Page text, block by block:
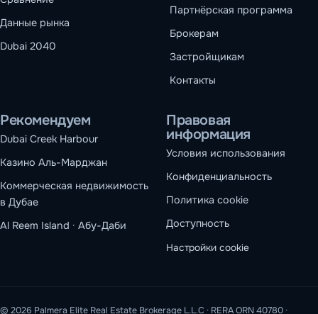
Данные рынка
Dubai 2040
Партнёрская программа
Брокерам
Застройщикам
Контакты
Рекомендуем
Dubai Creek Harbour
Казино Аль-Марджан
Коммерческая недвижимость
в Дубае
Al Reem Island · Абу-Даби
Правовая
информация
Условия использования
Конфиденциальность
Политика cookie
Доступность
Настройки cookie
© 2026 Palmera Elite Real Estate Brokerage L.L.C · RERA ORN 40780 ·